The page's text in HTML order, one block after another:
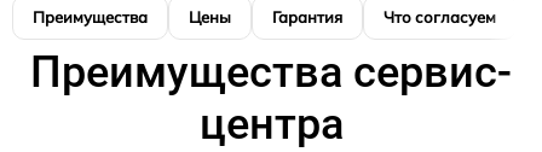
Преимущества Цены Гарантия Что согласуем
Преимущества сервис-
центра